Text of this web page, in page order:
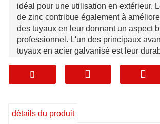
idéal pour une utilisation en extérieur.
de zinc contribue également à
des tuyaux en leur donnant un aspect
professionnel. L'un des principaux
tuyaux en acier galvanisé est leur
années avec peu d'entretien. Cela en
idéal pour une utilisation dans des
également plus durables que d'autres
détails du produit